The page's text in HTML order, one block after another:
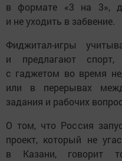
в формате «3 на 3»,
и не уходить в забвение.
Фиджитал-игры
и предлагают
с гаджетом во время
или в перерывах
задания и рабочих
О том, что Россия
проект, который не
в Казани, говорит